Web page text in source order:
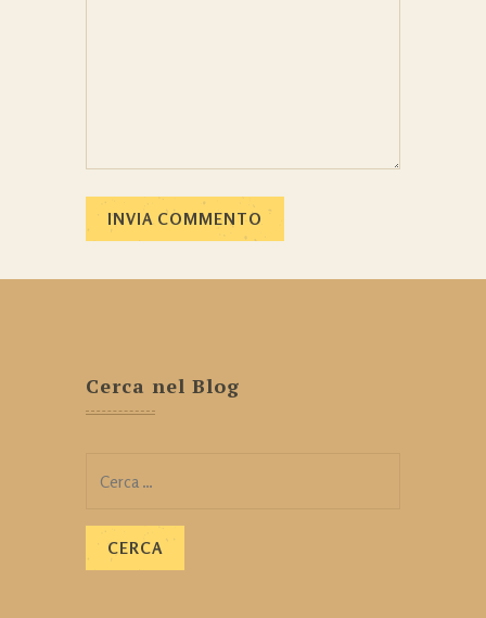
Cerca nel Blog